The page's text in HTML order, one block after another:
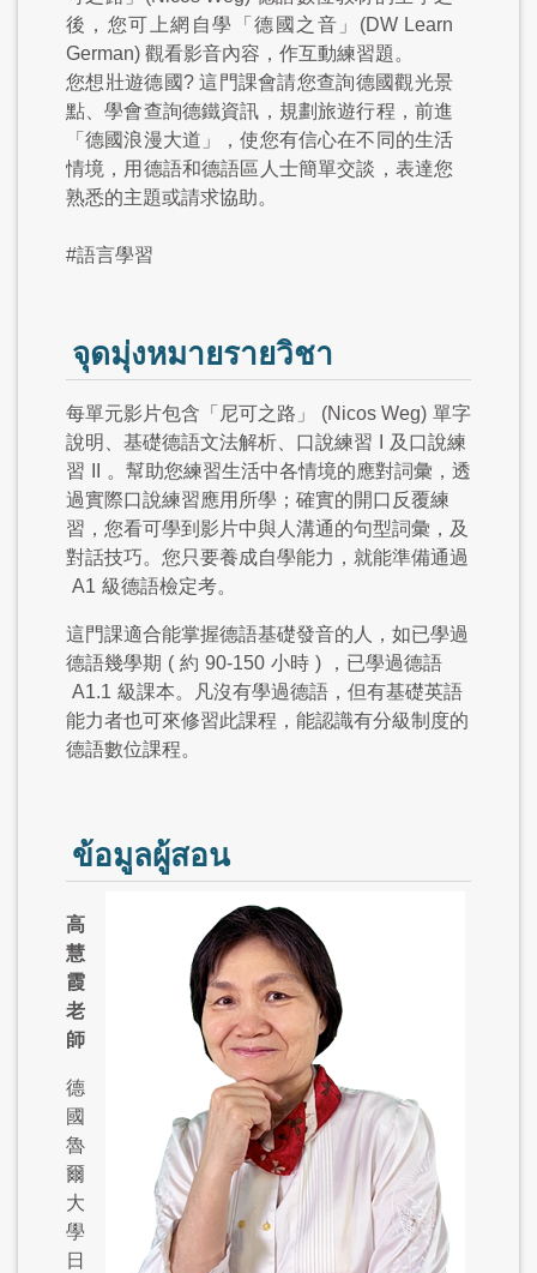
後，您可上網自學「德國之音」(DW Learn
German) 觀看影音內容，作互動練習題。
您想壯遊德國? 這門課會請您查詢德國觀光景
點、學會查詢德鐵資訊，規劃旅遊行程，前進
「德國浪漫大道」，使您有信心在不同的生活
情境，用德語和德語區人士簡單交談，表達您
熟悉的主題或請求協助。
#語言學習
จุดมุ่งหมายรายวิชา
每單元影片包含「尼可之路」 (Nicos Weg) 單字
說明、基礎德語文法解析、口說練習
及口說練
習
。幫助您練習生活中各情境的應對詞彙，透
過實際口說練習應用所學；確實的開口反覆練
習，您看可學到影片中與人溝通的句型詞彙，及
對話技巧。您只要養成自學能力，就能準備通過
A1 級德語檢定考。
這門課適合能掌握德語基礎發音的人，如已學過
德語幾學期 ( 約 90-150 小時 )
，已學過德語
A1.1 級課本。凡沒有學過德語，但有基礎英語
能力者也可來修習此課程，能認識有分級制度的
德語數位課程。
ข้อมูลผู้สอน
高
慧
霞
老
師
德
國
魯
爾
大
學
日